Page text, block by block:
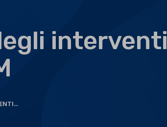
interventi